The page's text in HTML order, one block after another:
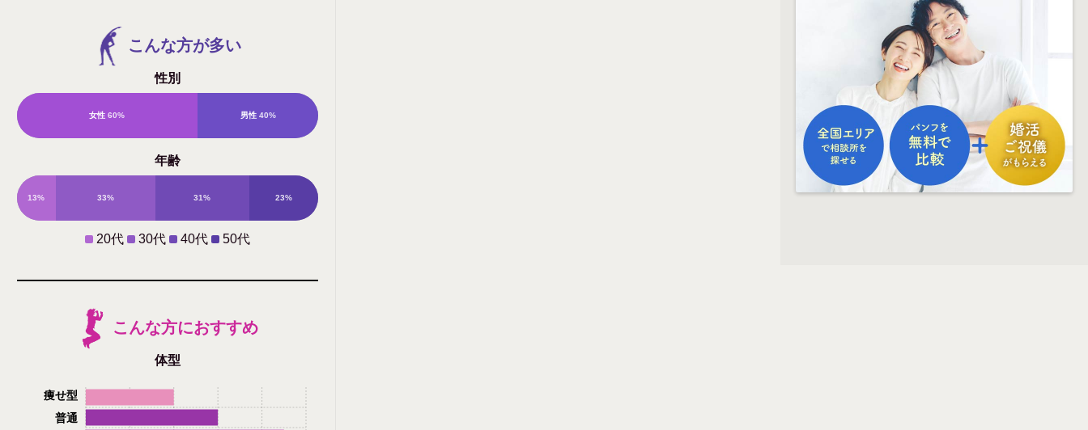
こんな方が多い
性別
女性 60% 男性 40%
年齢
13% 33% 31% 23%
20代 30代 40代 50代
こんな方におすすめ
体型
普通
痩せ型